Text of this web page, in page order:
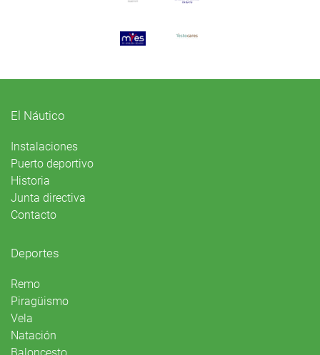
El Náutico
Instalaciones
Puerto deportivo
Historia
Junta directiva
Contacto
Deportes
Remo
Piragüismo
Vela
Natación